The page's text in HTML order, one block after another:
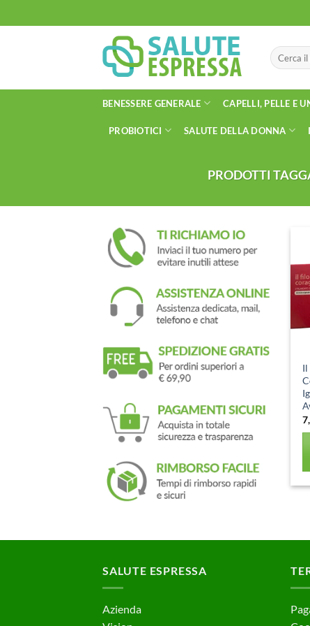
ai
Cerca:
BENESSERE GENERALE CAPELLI, PELLE E
PROBIOTICI SALUTE DELLA DONNA
PRODOTTI
Il
SALUTE ESPRESSA
Azienda